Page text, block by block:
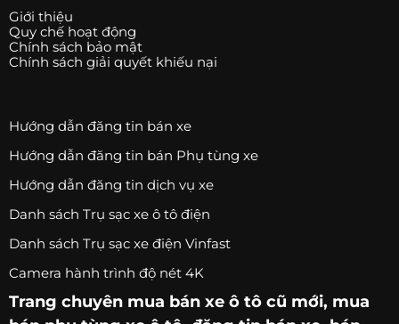
Giới thiệu
Quy chế hoạt động
Chính sách bảo mật
Chính sách giải quyết khiếu nại
Hướng dẫn đăng tin bán xe
Hướng dẫn đăng tin bán Phụ tùng xe
Hướng dẫn đăng tin dịch vụ xe
Danh sách Trụ sạc xe ô tô điện
Danh sách Trụ sạc xe điện Vinfast
Camera hành trình độ nét 4K
Trang chuyên mua bán xe ô tô cũ mới, mua